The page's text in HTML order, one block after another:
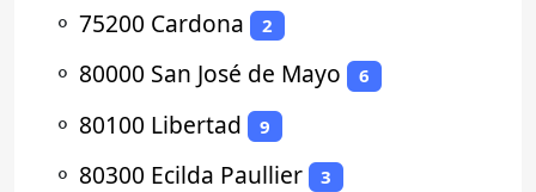
⚬ 75200 Cardona 2
⚬ 80000 San José de Mayo 6
⚬ 80100 Libertad 9
⚬ 80300 Ecilda Paullier 3